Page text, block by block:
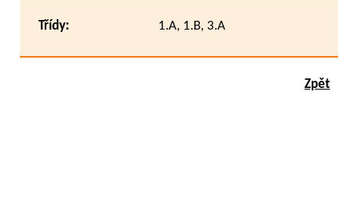
Třídy: 1.A, 1.B, 3.A
Zpět